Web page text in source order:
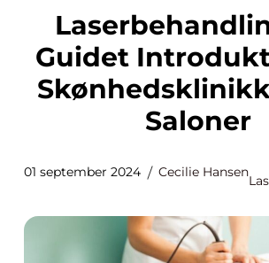
Laserbehandling: En
Guidet
Saloner
01 september 2024 Cecilie Hansen